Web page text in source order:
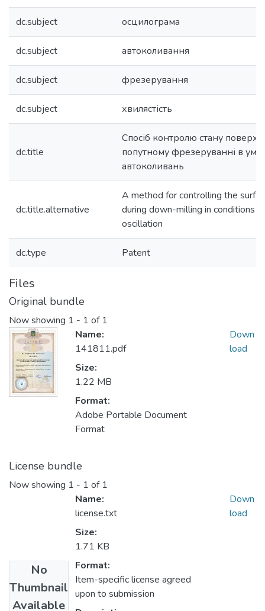
dc.subject осцилограма
dc.subject автоколивання
dc.subject фрезерування
dc.subject хвилястість
dc.title
Спосіб контролю стану
попутному фрезеруванні в
автоколивань
dc.title.alternative
A method for controlling the
during down-milling in conditions
oscillation
dc.type Patent
Files
Original bundle
Now showing 1 - 1 of 1
Name:
141811.pdf
Size:
1.22 MB
Format:
Adobe Portable Document
Format
Down
load
License bundle
Now showing 1 - 1 of 1
No
Thumbnail
Available
Name:
license.txt
Size:
1.71 KB
Format:
Item-specific license agreed
upon to submission
Down
load